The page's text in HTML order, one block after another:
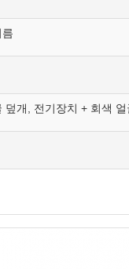
덮개, 전기장치 + 회색